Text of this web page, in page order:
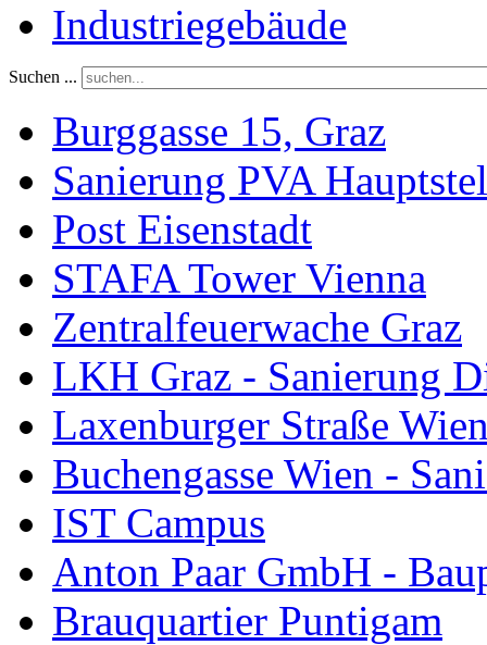
Industriegebäude
Suchen ...
Burggasse 15, Graz
Sanierung PVA
Post Eisenstadt
STAFA Tower Vienna
Zentralfeuerwache Graz
LKH Graz - Sanierung
Laxenburger Straße
Buchengasse Wien -
IST Campus
Anton Paar GmbH -
Brauquartier Puntigam